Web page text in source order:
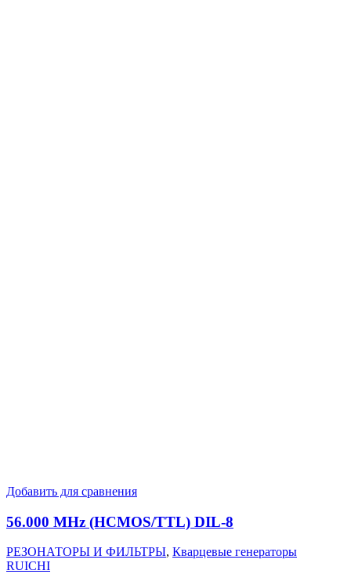
Добавить для сравнения
56.000 MHz (HCMOS/TTL) DIL-8
РЕЗОНАТОРЫ И ФИЛЬТРЫ, Кварцевые генераторы
RUICHI